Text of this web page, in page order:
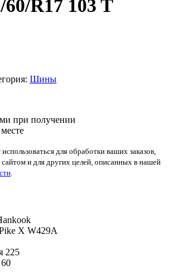
R17 103 T
Шины
при получении
для обработки ваших заказов,
и для других целей, описанных в нашей
.
X W429A
225
60